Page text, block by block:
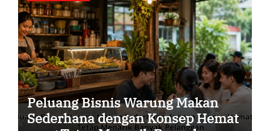
Peluang Bisnis Warung Makan
Sederhana dengan Konsep Hemat